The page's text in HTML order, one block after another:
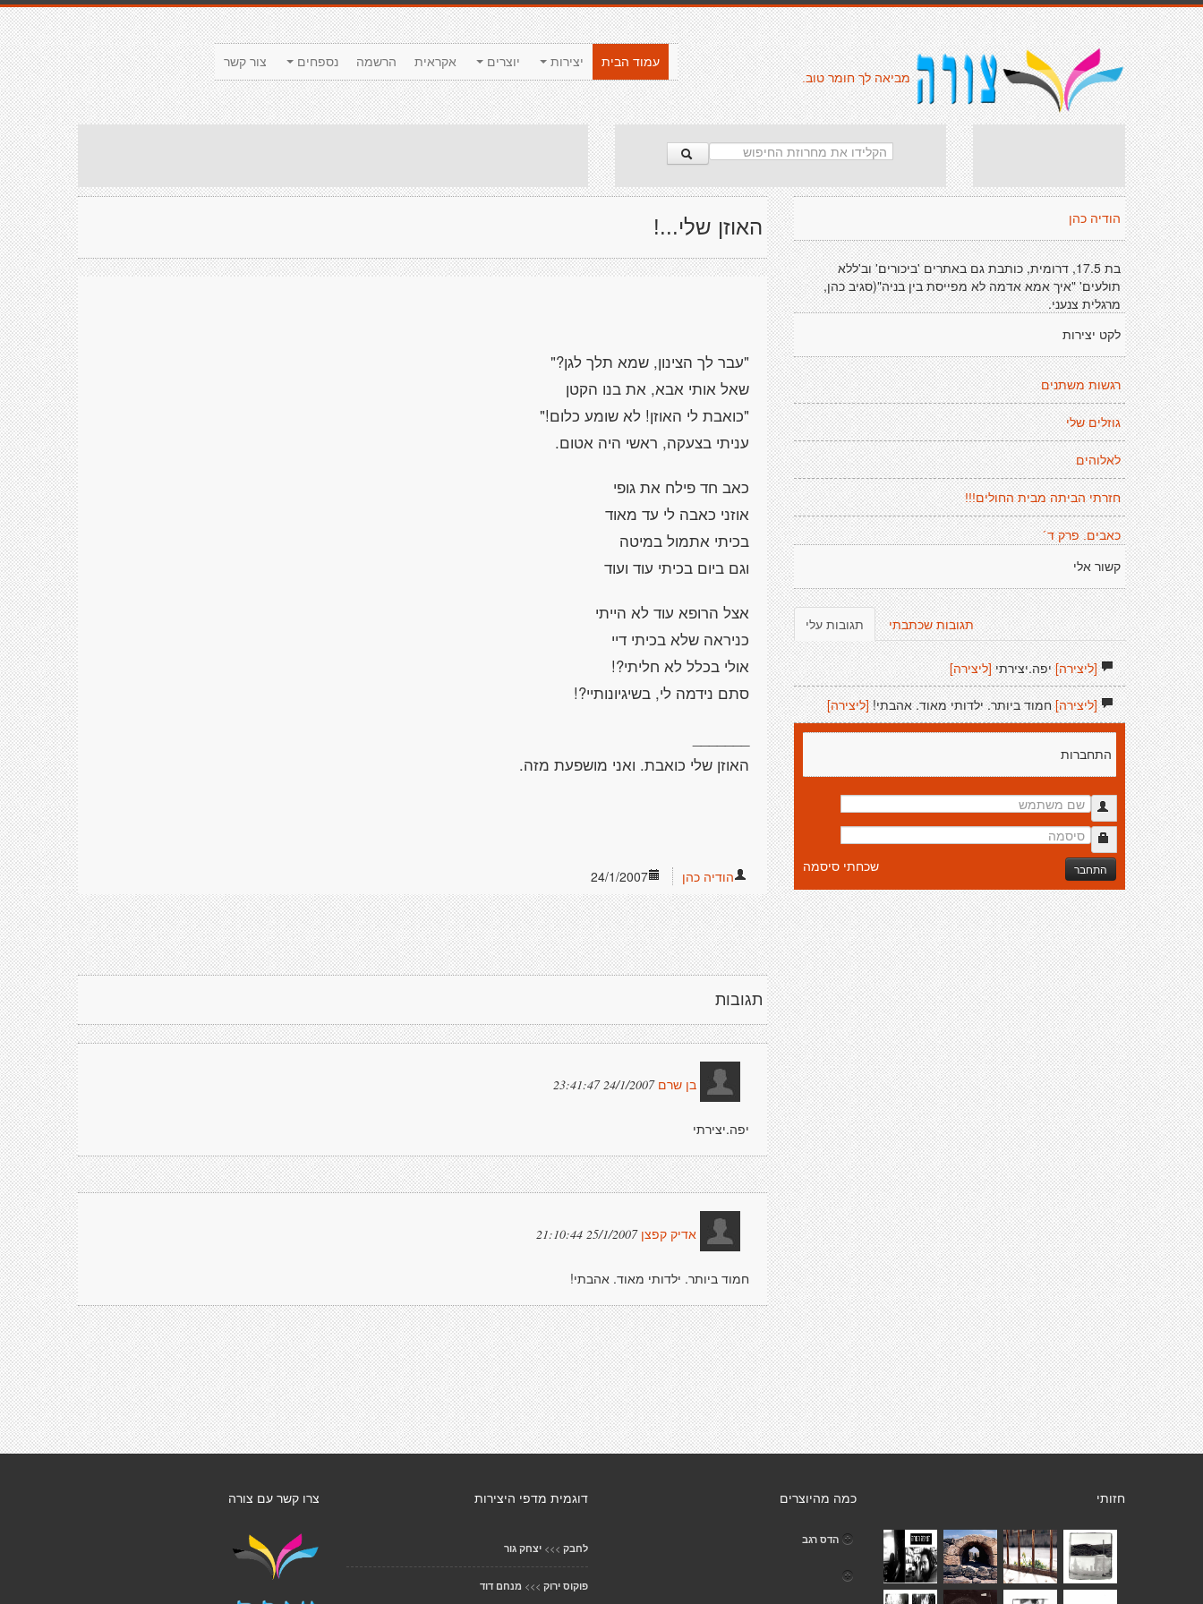
צור קשר נספחים הרשמה אקראית יוצרים יצירות
עמוד הבית
מביאה לך חומר טוב.
האוזן שלי...!
"עבר לך הצינון, שמא תלך לגן?"
שאל אותי אבא, את בנו הקטן
"כואבת לי האוזן! לא שומע כלום!"
עניתי בצעקה, ראשי היה אטום.
כאב חד פילח את גופי
אוזני כאבה לי עד מאוד
בכיתי אתמול במיטה
וגם ביום בכיתי עוד ועוד
אצל הרופא עוד לא הייתי
כניראה שלא בכיתי דיי
אולי בכלל לא חליתי?!
סתם נידמה לי, בשיגיונותיי?!
האוזן שלי כואבת. ואני מושפעת מזה.
24/1/2007 הודיה כהן
תגובות
בן שרם 24/1/2007 23:41:47
יפה.יצירתי
אדיק קפצן 25/1/2007 21:10:44
חמוד ביותר. ילדותי מאוד. אהבתי!
הודיה כהן
בת 17.5, דרומית, כותבת גם באתרים 'ביכורים' וב'ללא
תולעים' "איך אמא אדמה לא מפייסת בין בניה"(סגיב כהן,
מרגלית צנעני.
לקט יצירות
רגשות משתנים
גוזלים שלי
לאלוהים
חזרתי הביתה מבית החולים!!!
כאבים. פרק ד´
קשור אלי
תגובות עלי תגובות שכתבתי
[ליצירה]יפה.יצירתי [ליצירה]
[ליצירה]חמוד ביותר. ילדותי מאוד. אהבתי! [ליצירה]
התחברות
התחבר שכחתי סיסמה
צרו קשר עם צורה דוגמית מדפי היצירות
לחבק >>> יצחק גור
פוקוס ירוק >>> מנחם דוד
כמה מהיוצרים
הדס רגב
חזותי